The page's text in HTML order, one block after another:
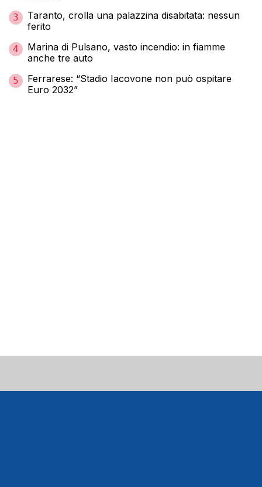
3
Taranto, crolla una palazzina disabitata: nessun
ferito
4
Marina di Pulsano, vasto incendio: in fiamme
anche tre auto
5
Ferrarese: “Stadio Iacovone non può ospitare
Euro 2032”